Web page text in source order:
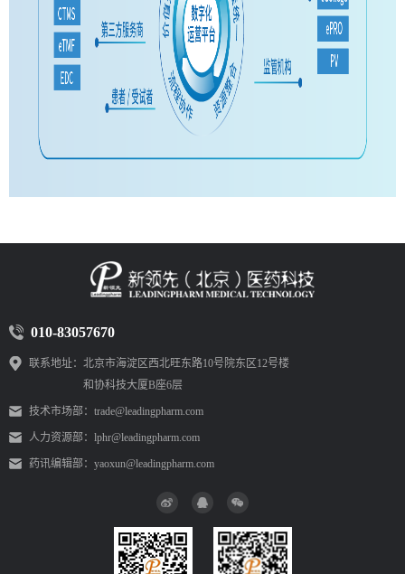
010-83057670
联系地址： 北京市海淀区西北旺东路10号院东区12号楼
和协科技大厦B座6层
技术市场部： trade@leadingpharm.com
人力资源部： lphr@leadingpharm.com
药讯编辑部： yaoxun@leadingpharm.com